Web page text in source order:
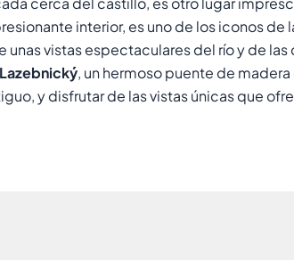
interior, es uno de los iconos de
vistas espectaculares del río y de las
, un hermoso puente de madera
y disfrutar de las vistas únicas que